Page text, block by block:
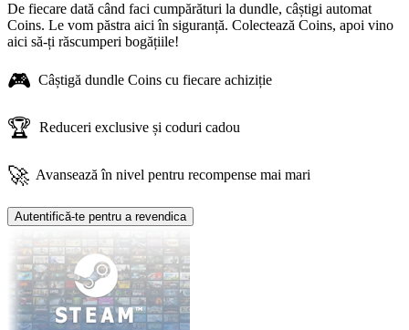
De fiecare dată când faci cumpărături la dundle, câștigi automat
Coins. Le vom păstra aici în siguranță. Colectează Coins, apoi vino
aici să-ți răscumperi bogățiile!
🎮 Câștigă dundle Coins cu fiecare achiziție
🏆 Reduceri exclusive și coduri cadou
🚀 Avansează în nivel pentru recompense mai mari
Autentifică-te pentru a revendica